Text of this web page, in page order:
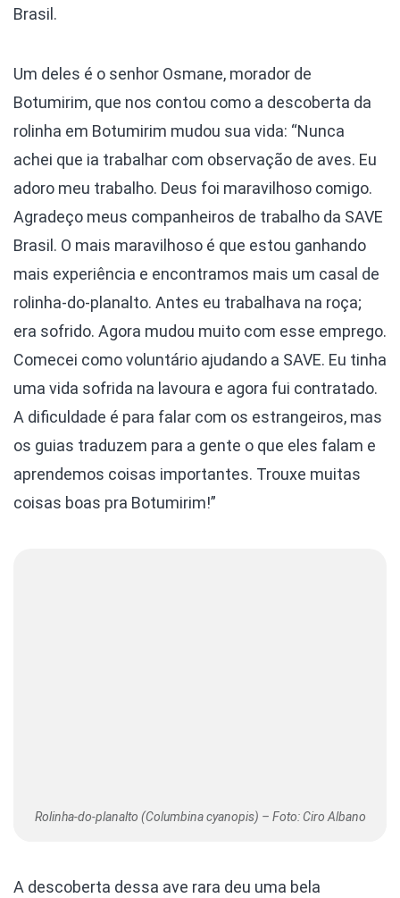
Brasil.
Um deles é o senhor Osmane, morador de
Botumirim, que nos contou como a descoberta da
rolinha em Botumirim mudou sua vida: “Nunca
achei que ia trabalhar com observação de aves. Eu
adoro meu trabalho. Deus foi maravilhoso comigo.
Agradeço meus companheiros de trabalho da SAVE
Brasil. O mais maravilhoso é que estou ganhando
mais experiência e encontramos mais um casal de
rolinha-do-planalto. Antes eu trabalhava na roça;
era sofrido. Agora mudou muito com esse emprego.
Comecei como voluntário ajudando a SAVE. Eu tinha
uma vida sofrida na lavoura e agora fui contratado.
A dificuldade é para falar com os estrangeiros, mas
os guias traduzem para a gente o que eles falam e
aprendemos coisas importantes. Trouxe muitas
coisas boas pra Botumirim!”
Rolinha-do-planalto (Columbina cyanopis) – Foto: Ciro Albano
A descoberta dessa ave rara deu uma bela